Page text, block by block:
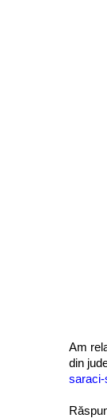
Am
din
saraci-